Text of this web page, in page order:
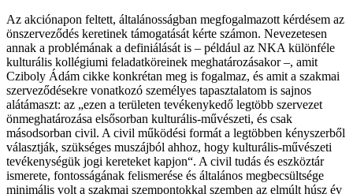
Az akciónapon feltett, általánosságban megfogalmazott kérdésem az
önszerveződés keretinek támogatását kérte számon. Nevezetesen
annak a problémának a definiálását is – például az NKA különféle
kulturális kollégiumi feladatköreinek meghatározásakor –, amit
Cziboly Ádám cikke konkrétan meg is fogalmaz, és amit a szakmai
szerveződésekre vonatkozó személyes tapasztalatom is sajnos
alátámaszt: az „ezen a területen tevékenykedő legtöbb szervezet
önmeghatározása elsősorban kulturális-művészeti, és csak
másodsorban civil. A civil működési formát a legtöbben kényszerből
választják, szükséges muszájból ahhoz, hogy kulturális-művészeti
tevékenységük jogi kereteket kapjon“. A civil tudás és eszköztár
ismerete, fontosságának felismerése és általános megbecsültsége
minimális volt a szakmai szempontokkal szemben az elmúlt húsz év